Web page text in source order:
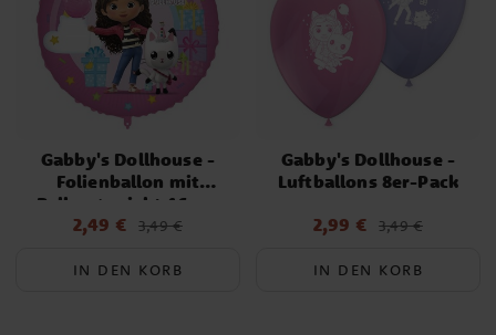
Gabby's Dollhouse -
Folienballon mit
Ballongewicht 46 cm
Aktueller Preis:
Vorheriger Preis
2,49 € 3,49 €
IN DEN KORB
Gabby's Dollhouse -
Luftballons 8er-Pack
Aktueller Preis:
Vorheriger Preis
2,99 € 3,49 €
IN DEN KORB